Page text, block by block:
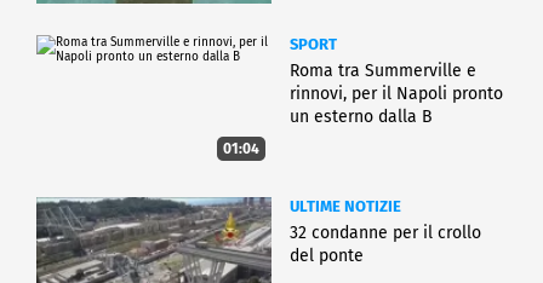
01:04
SPORT
Roma tra Summerville e
rinnovi, per il Napoli pronto
un esterno dalla B
ULTIME NOTIZIE
32 condanne per il crollo
del ponte